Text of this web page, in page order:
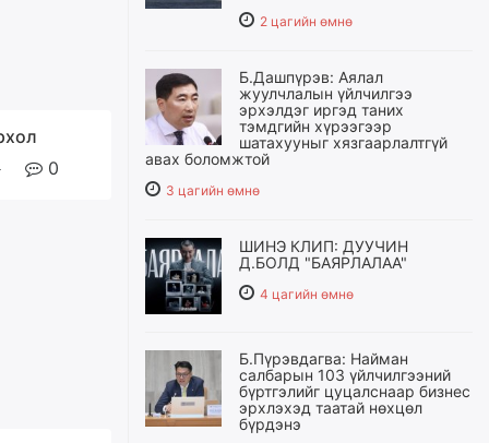
0
2 цагийн өмнө
Б.Дашпүрэв: Аялал
жуулчлалын үйлчилгээ
эрхэлдэг иргэд таних
тэмдгийн хүрээгээр
шатахууныг хязгаарлалтгүй
авах боломжтой
3 цагийн өмнө
ШИНЭ КЛИП: ДУУЧИН
Д.БОЛД "БАЯРЛАЛАА"
4 цагийн өмнө
Б.Пүрэвдагва: Найман
салбарын 103 үйлчилгээний
бүртгэлийг цуцалснаар бизнес
эрхлэхэд таатай нөхцөл
бүрдэнэ